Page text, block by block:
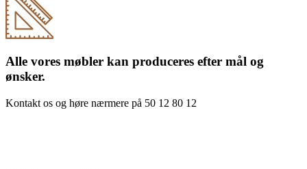
Alle vores møbler kan produceres efter mål og
ønsker.
Kontakt os og høre nærmere på 50 12 80 12